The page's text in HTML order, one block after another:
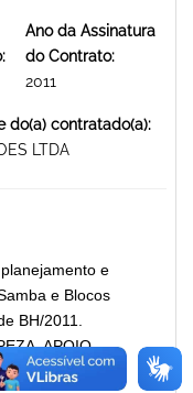
Ano da Assinatura
do Contrato:
2011
do(a) contratado(a):
LTDA
e
e Blocos
BH/2011.
APOIO,